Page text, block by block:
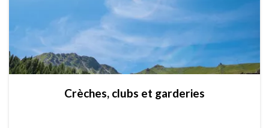
Crèches, clubs et garderies